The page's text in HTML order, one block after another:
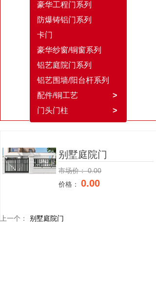
豪华工程门系列
防爆铸铝门系列
卡门
豪华纱窗/铜窗系列
铝艺庭院门系列
铝艺围墙/阳台杆系列
配件/铜工艺
>
门头门柱
>
别墅庭院门
市场价： 0.00
价格： 0.00
上一个：
别墅庭院门